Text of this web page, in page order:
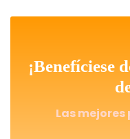
¡Benefíciese
Las